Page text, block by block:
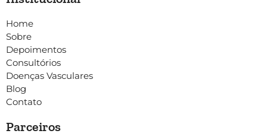
Home
Sobre
Depoimentos
Consultórios
Doenças Vasculares
Blog
Contato
Parceiros